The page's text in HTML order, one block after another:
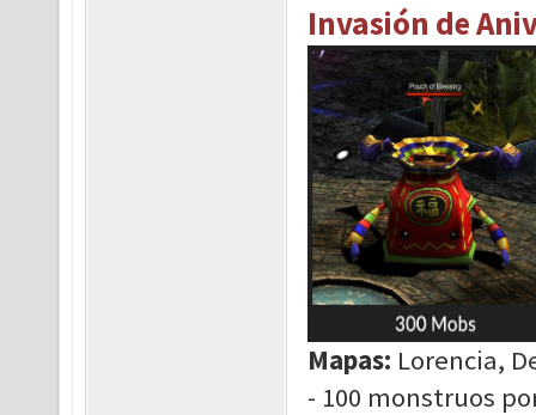
Invasión de
Mapas: Lorencia,
- 100 monstruos